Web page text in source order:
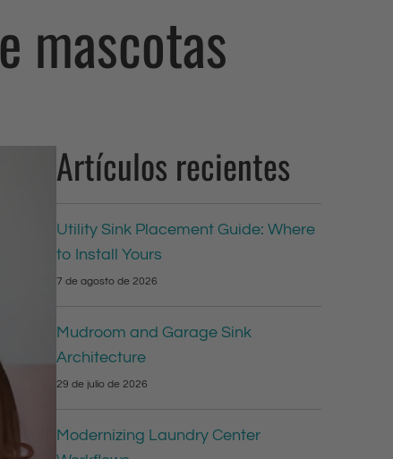
mascotas
Artículos recientes
Utility Sink Placement Guide: Where
to Install Yours
7 de agosto de 2026
Mudroom and Garage Sink
Architecture
29 de julio de 2026
Modernizing Laundry Center